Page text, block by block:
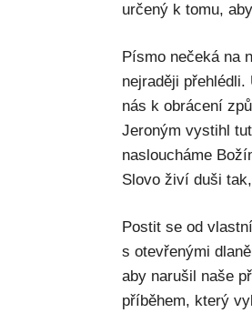
určený k tomu,
Písmo nečeká na
nejraději
nás k obrácení
Jeroným vystihl
nasloucháme
Slovo živí duši
Postit se od
s otevřenými
aby narušil naše
příběhem, který